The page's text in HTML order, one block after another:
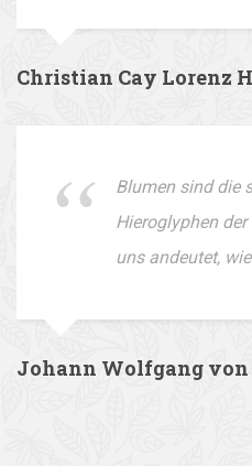
Christian Cay Lorenz
Blumen sind die
Hieroglyphen
uns andeutet,
Johann Wolfgang von